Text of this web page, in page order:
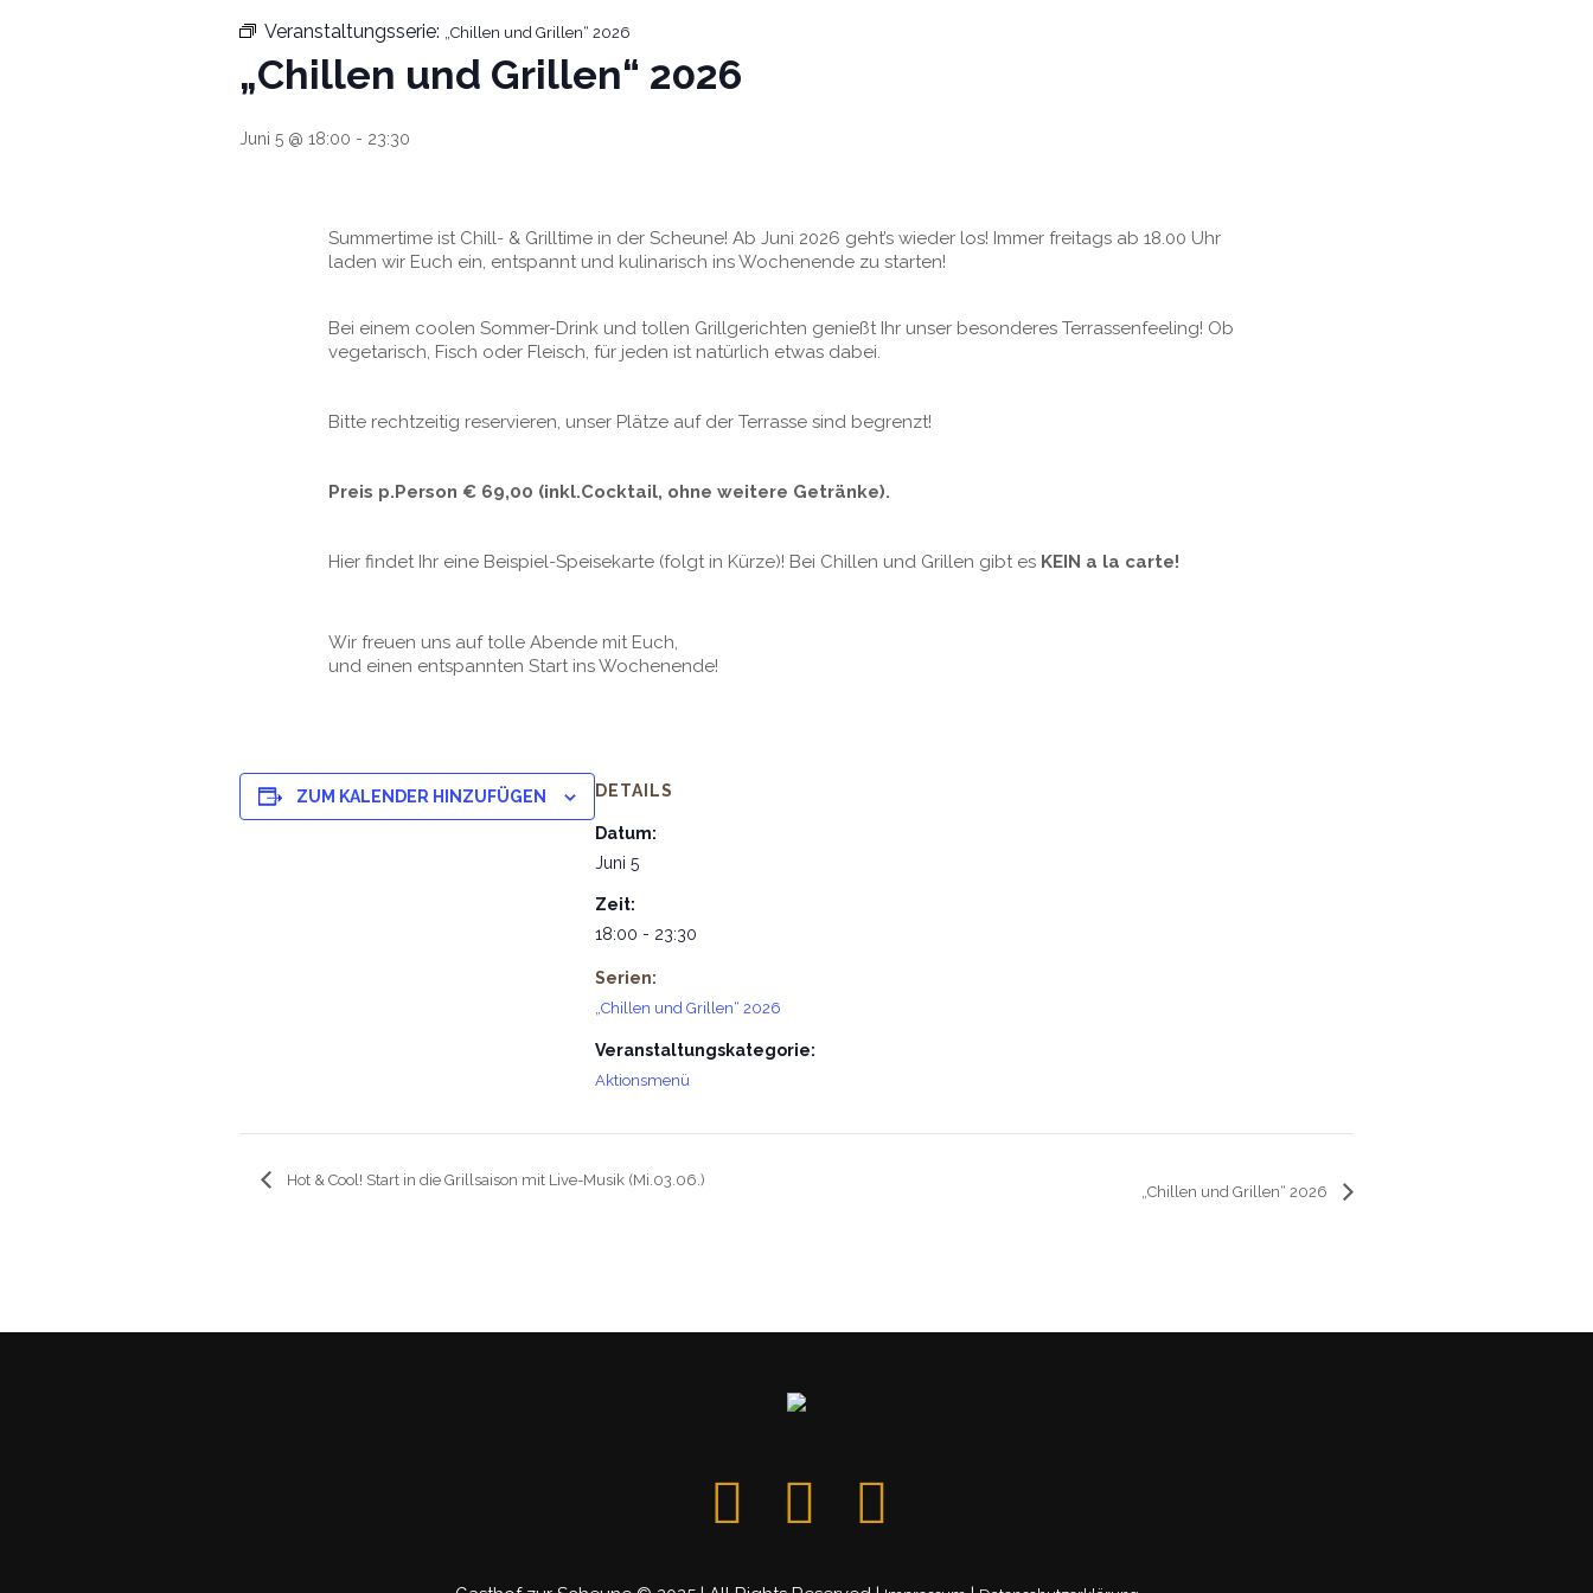
Veranstaltungsserie: „Chillen und Grillen“ 2026
„Chillen und Grillen“ 2026
Juni 5 @ 18:00 - 23:30
Summertime ist Chill- & Grilltime in der Scheune! Ab Juni 2026 geht’s wieder los! Immer freitags ab 18.00 Uhr
laden wir Euch ein, entspannt und kulinarisch ins Wochenende zu starten!
Bei einem coolen Sommer-Drink und tollen Grillgerichten genießt Ihr unser besonderes Terrassenfeeling! Ob
vegetarisch, Fisch oder Fleisch, für jeden ist natürlich etwas dabei.
Bitte rechtzeitig reservieren, unser Plätze auf der Terrasse sind begrenzt!
Preis p.Person € 69,00 (inkl.Cocktail, ohne weitere Getränke).
Hier findet Ihr eine Beispiel-Speisekarte (folgt in Kürze)! Bei Chillen und Grillen gibt es KEIN a la carte!
Wir freuen uns auf tolle Abende mit Euch,
und einen entspannten Start ins Wochenende!
ZUM KALENDER HINZUFÜGEN DETAILS
Datum:
Juni 5
Zeit:
18:00 - 23:30
Serien:
„Chillen und Grillen“ 2026
Veranstaltungskategorie:
Aktionsmenü
Hot & Cool! Start in die Grillsaison mit Live-Musik (Mi.03.06.)
„Chillen und Grillen“ 2026